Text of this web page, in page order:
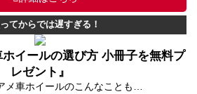
てからでは遅すぎる！
ホイールの選び方 小冊子を無料プ
レゼント』
メ車ホイールのこんなことも…